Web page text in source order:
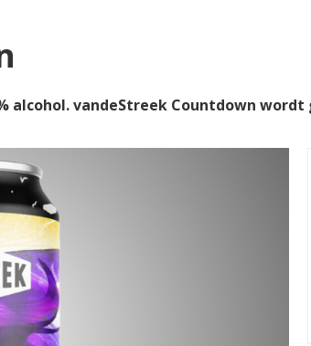
alcohol. vandeStreek Countdown